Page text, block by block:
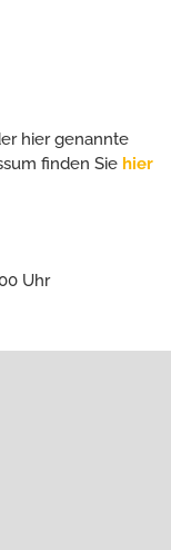
hier genannte
finden Sie hier
Uhr